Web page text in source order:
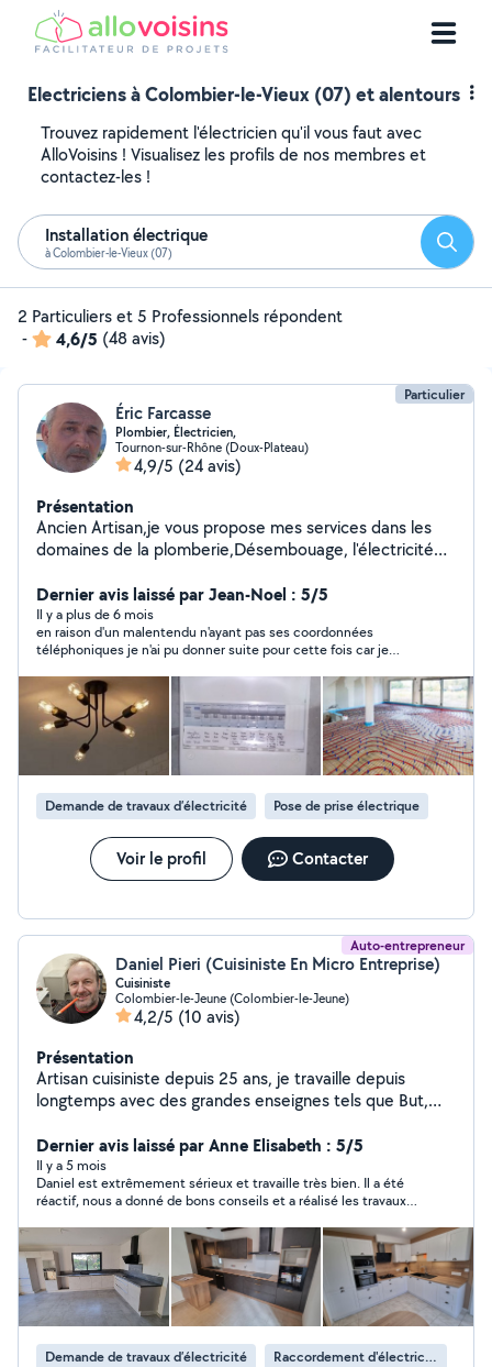
Electriciens à Colombier-le-Vieux (07) et alentours
Trouvez rapidement l'électricien qu'il vous faut avec
AlloVoisins ! Visualisez les profils de nos membres et
contactez-les !
Installation électrique
à Colombier-le-Vieux (07)
2 Particuliers et 5 Professionnels répondent
-
4,6/5 (48 avis)
Particulier
Éric Farcasse
Plombier, Électricien,
Tournon-sur-Rhône (Doux-Plateau)
4,9/5 (24 avis)
Présentation
Ancien Artisan,je vous propose mes services dans les
domaines de la plomberie,Désembouage, l'électricité
Dernier avis laissé par Jean-Noel : 5/5
Il y a plus de 6 mois
en raison d'un malentendu n'ayant pas ses coordonnées
téléphoniques je n'ai pu donner suite pour cette fois car je
resolliciter vu ses références sérieuses.
Demande de travaux d’électricité Pose de prise électrique
Voir le profil Contacter
Auto-entrepreneur
Daniel Pieri (Cuisiniste En Micro Entreprise)
Cuisiniste
Colombier-le-Jeune (Colombier-le-Jeune)
4,2/5 (10 avis)
Présentation
Artisan cuisiniste depuis 25 ans, je travaille depuis
longtemps avec des grandes enseignes tels que But,
centaines de cuisines, caissons montés Nobilia, kit bien
sûr. J'ai une assurance Décénnale Progéas. Je suis
également électricien et fait de la plomberie, et tout
travail du bois, N'hésitez pas a me contacter pour une
visite, chiffrage travaux, devis. Disponible rapidement du
Lundi au vendredi soir 9h / 17h30 ( pas moyen de
rentrer les horaires sur ma page allovoisin !! Mais je suis
bien dispo ) Et des erreurs régulièrement sur les
distances Artisan / Clients Je rajoute quelques photos
de cuisines posées en 2023 2024 2025
Dernier avis laissé par Anne Elisabeth : 5/5
Il y a 5 mois
Daniel est extrêmement sérieux et travaille très bien. Il a été
réactif, nous a donné de bons conseils et a réalisé les travaux
recommande vivement !
Demande de travaux d’électricité Raccordement d'électricité